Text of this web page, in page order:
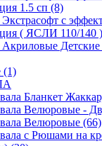
1.5 сп (8)
с
( ЯСЛИ 110/140
(1)
Бланкет
Велюровые -
Велюровые (66)
с Рюшами на